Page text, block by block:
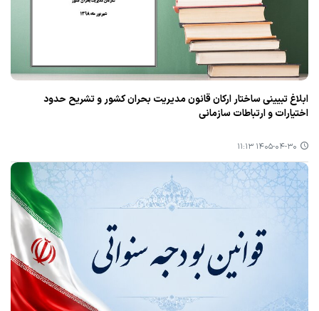
ابلاغ تبیینی ساختار ارکان قانون مدیریت بحران کشور و تشریح حدود
اختیارات و ارتباطات سازمانی
۱۴۰۵-۰۴-۳۰ ۱۱:۱۳